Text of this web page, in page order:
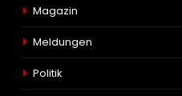
Magazin
Meldungen
Politik